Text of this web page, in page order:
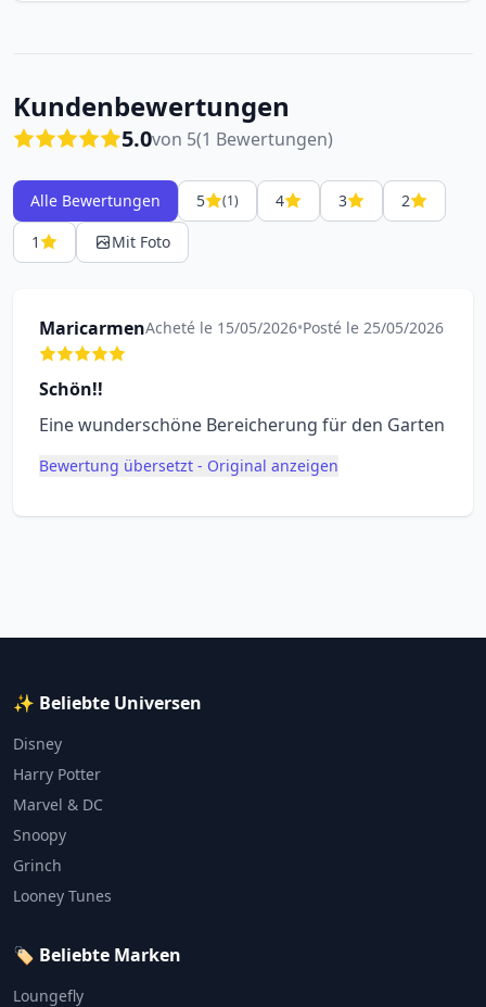
Kundenbewertungen
5.0von 5(1 Bewertungen)
Alle Bewertungen 5 (1) 4 3
2
1
Mit Foto
MaricarmenAcheté le 15/05/2026•Posté le 25/05/2026
Schön!!
Eine wunderschöne Bereicherung für den Garten
Bewertung übersetzt - Original anzeigen
✨ Beliebte Universen
Disney
Harry Potter
Marvel & DC
Snoopy
Grinch
Looney Tunes
🏷️ Beliebte Marken
Loungefly